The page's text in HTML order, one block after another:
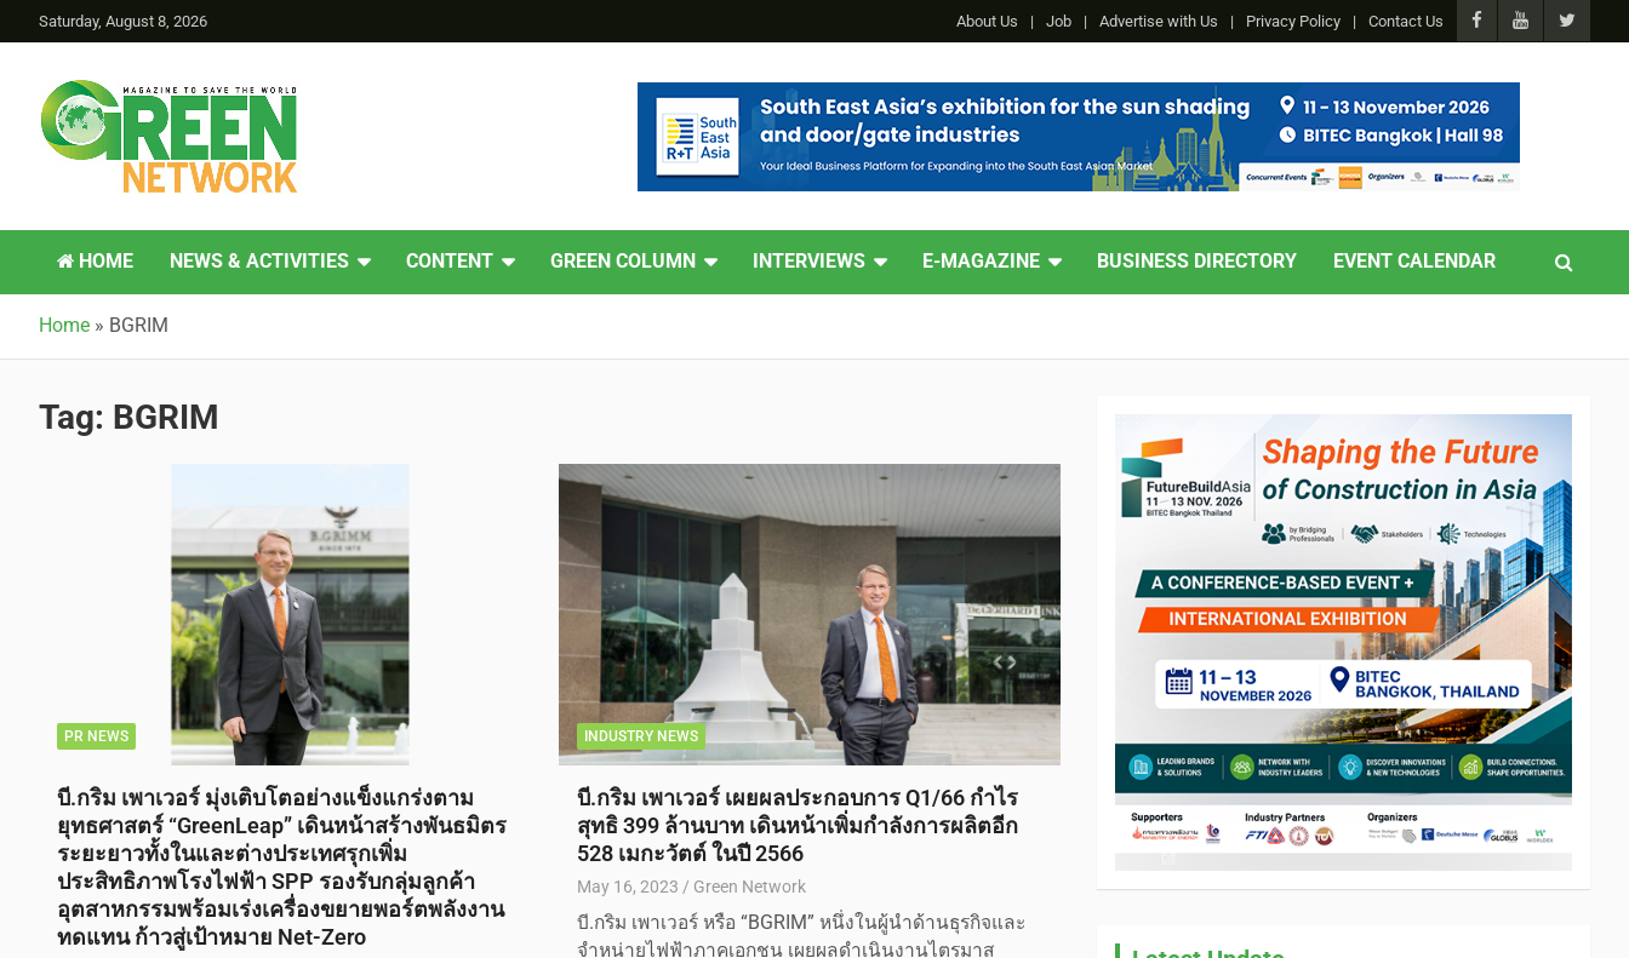
Saturday, August 8, 2026 About Us Job Advertise with Us Privacy Policy Contact Us
Green Network
HOME NEWS & ACTIVITIES CONTENT GREEN COLUMN INTERVIEWS E-MAGAZINE BUSINESS DIRECTORY EVENT CALENDAR
Home » BGRIM
Tag: BGRIM
PR NEWS
บี.กริม เพาเวอร์ มุ่งเติบโตอย่างแข็งแกร่งตาม
ยุทธศาสตร์ “GreenLeap” เดินหน้าสร้างพันธมิตร
ระยะยาวทั้งในและต่างประเทศรุกเพิ่ม
ประสิทธิภาพโรงไฟฟ้า SPP รองรับกลุ่มลูกค้า
อุตสาหกรรมพร้อมเร่งเครื่องขยายพอร์ตพลังงาน
ทดแทน ก้าวสู่เป้าหมาย Net-Zero
INDUSTRY NEWS
บี.กริม เพาเวอร์ เผยผลประกอบการ Q1/66 กำไร
สุทธิ 399 ล้านบาท เดินหน้าเพิ่มกำลังการผลิตอีก
528 เมกะวัตต์ ในปี 2566
May 16, 2023 Green Network
บี.กริม เพาเวอร์ หรือ “BGRIM” หนึ่งในผู้นำด้านธุรกิจและ
จำหน่ายไฟฟ้าภาคเอกชน เผยผลดำเนินงานไตรมาส